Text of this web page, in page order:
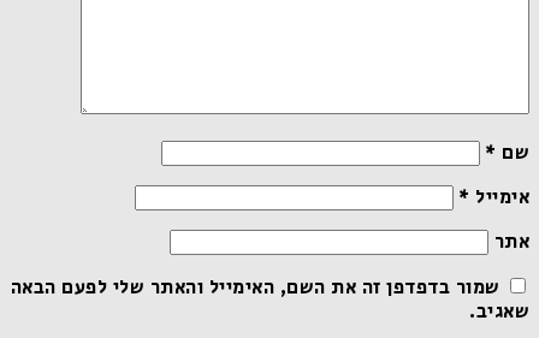
שם*
אימייל*
אתר
שמור בדפדפן זה את השם, האימייל והאתר שלי לפעם הבאה
שאגיב.